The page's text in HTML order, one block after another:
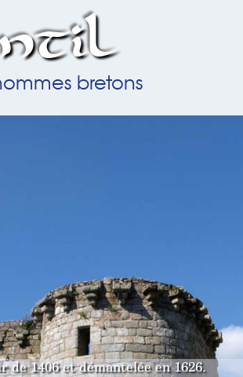
bretons
1406 et démantelée en 1626.